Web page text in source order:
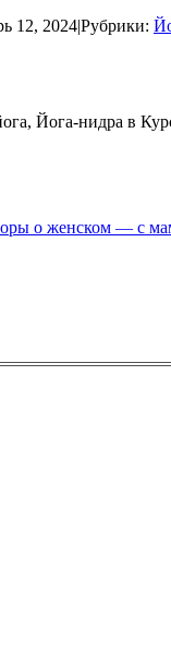
12, 2024|Рубрики:
Йога-нидра в
о женском — с